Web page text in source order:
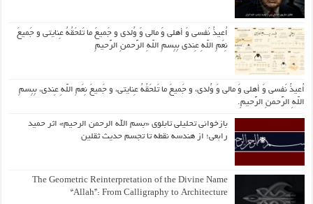
اُعیذُ نَفسی وَ أهلی وَ مالی وَ وُلدی و جَمیعَ ما تَلحَقُهُ عِنایتی و جَمیعَ
نِعَمِ اللّهِ عِندی بِبِسمِ اللّهِ الرَّحمنِ الرَّحیمِ
اُعیذُ نَفسی وَ أهلی وَ مالی وَ وُلدی، و جَمیعَ ما تَلحَقُهُ عِنایتی، و جَمیعَ نِعَمِ اللّهِ عِندی، بِبِسمِ
اللّهِ الرَّحمنِ الرَّحیمِ.
بازخوانی تحلیلی تابلوی «بسم الله الرحمن الرحیم» اثر حمید
رابعی؛ از هندسه نقطه تا تجسم حدیث ثقلین
The Geometric Reinterpretation of the Divine Name
“Allah”: From Calligraphy to Architecture